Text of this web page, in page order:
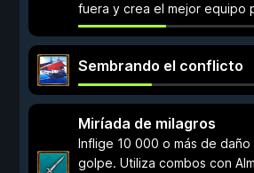
fuera y crea el mejor equipo
Sembrando el conflicto
Miríada de milagros
Inflige 10 000 o más de daño
golpe. Utiliza combos con